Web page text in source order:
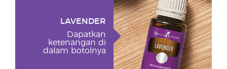
LAVENDER
Dapatkan
ketenangan di
dalam botolnya